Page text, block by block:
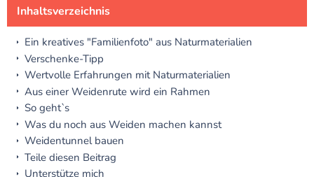
Inhaltsverzeichnis
Ein kreatives "Familienfoto" aus Naturmaterialien
Verschenke-Tipp
Wertvolle Erfahrungen mit Naturmaterialien
Aus einer Weidenrute wird ein Rahmen
So geht`s
Was du noch aus Weiden machen kannst
Weidentunnel bauen
Teile diesen Beitrag
Unterstütze mich